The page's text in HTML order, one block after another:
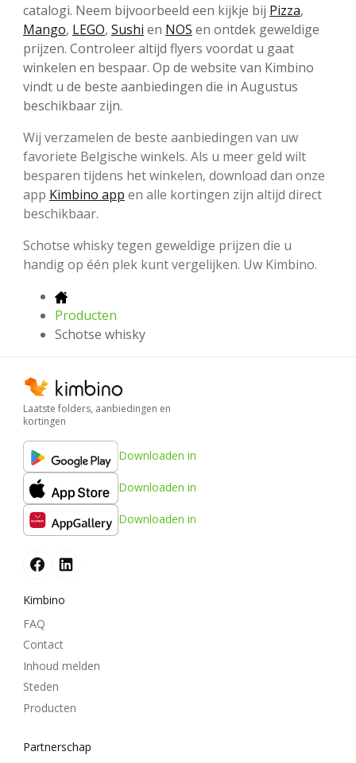
catalogi. Neem bijvoorbeeld een kijkje bij Pizza,
Mango, LEGO, Sushi en NOS en ontdek geweldige
prijzen. Controleer altijd flyers voordat u gaat
winkelen en bespaar. Op de website van Kimbino
vindt u de beste aanbiedingen die in Augustus
beschikbaar zijn.
Wij verzamelen de beste aanbiedingen van uw
favoriete Belgische winkels. Als u meer geld wilt
besparen tijdens het winkelen, download dan onze
app Kimbino app en alle kortingen zijn altijd direct
beschikbaar.
Schotse whisky tegen geweldige prijzen die u
handig op één plek kunt vergelijken. Uw Kimbino.
Producten
Schotse whisky
Laatste folders, aanbiedingen en
kortingen
Downloaden in
Downloaden in
Downloaden in
Kimbino
FAQ
Contact
Inhoud melden
Steden
Producten
Partnerschap